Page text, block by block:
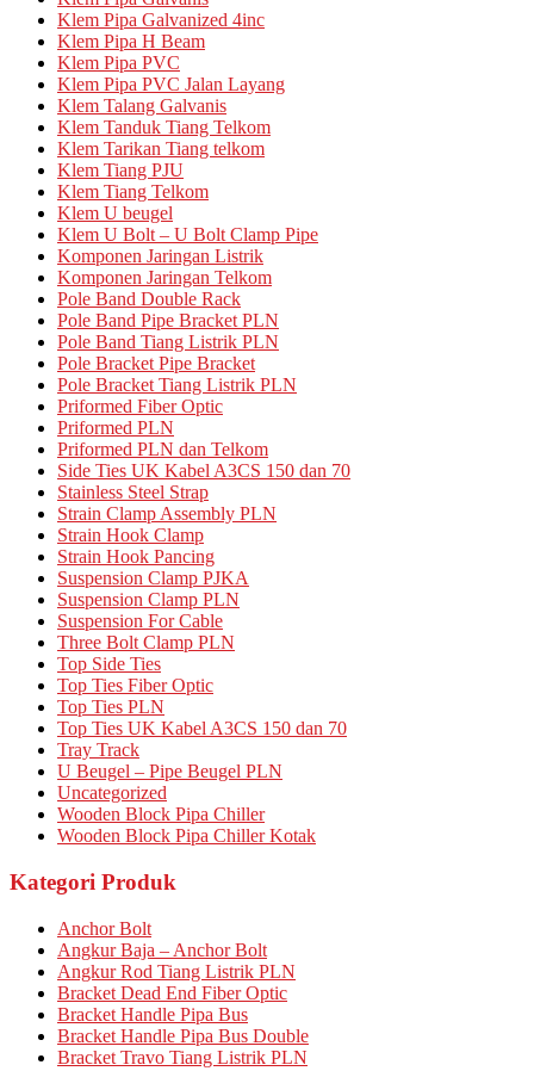
Klem Pipa Galvanized 4inc
Klem Pipa H Beam
Klem Pipa PVC
Klem Pipa PVC Jalan Layang
Klem Talang Galvanis
Klem Tanduk Tiang Telkom
Klem Tarikan Tiang telkom
Klem Tiang PJU
Klem Tiang Telkom
Klem U beugel
Klem U Bolt – U Bolt Clamp Pipe
Komponen Jaringan Listrik
Komponen Jaringan Telkom
Pole Band Double Rack
Pole Band Pipe Bracket PLN
Pole Band Tiang Listrik PLN
Pole Bracket Pipe Bracket
Pole Bracket Tiang Listrik PLN
Priformed Fiber Optic
Priformed PLN
Priformed PLN dan Telkom
Side Ties UK Kabel A3CS 150 dan 70
Stainless Steel Strap
Strain Clamp Assembly PLN
Strain Hook Clamp
Strain Hook Pancing
Suspension Clamp PJKA
Suspension Clamp PLN
Suspension For Cable
Three Bolt Clamp PLN
Top Side Ties
Top Ties Fiber Optic
Top Ties PLN
Top Ties UK Kabel A3CS 150 dan 70
Tray Track
U Beugel – Pipe Beugel PLN
Uncategorized
Wooden Block Pipa Chiller
Wooden Block Pipa Chiller Kotak
Kategori Produk
Anchor Bolt
Angkur Baja – Anchor Bolt
Angkur Rod Tiang Listrik PLN
Bracket Dead End Fiber Optic
Bracket Handle Pipa Bus
Bracket Handle Pipa Bus Double
Bracket Travo Tiang Listrik PLN